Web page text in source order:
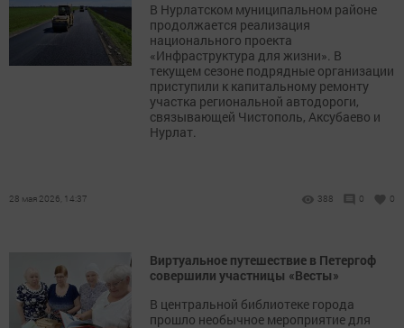
В Нурлатском муниципальном районе
продолжается реализация
национального проекта
«Инфраструктура для жизни». В
текущем сезоне подрядные организации
приступили к капитальному ремонту
участка региональной автодороги,
связывающей Чистополь, Аксубаево и
Нурлат.
28 мая 2026, 14:37 388 0 0
Виртуальное путешествие в Петергоф
совершили участницы «Весты»
В центральной библиотеке города
прошло необычное мероприятие для